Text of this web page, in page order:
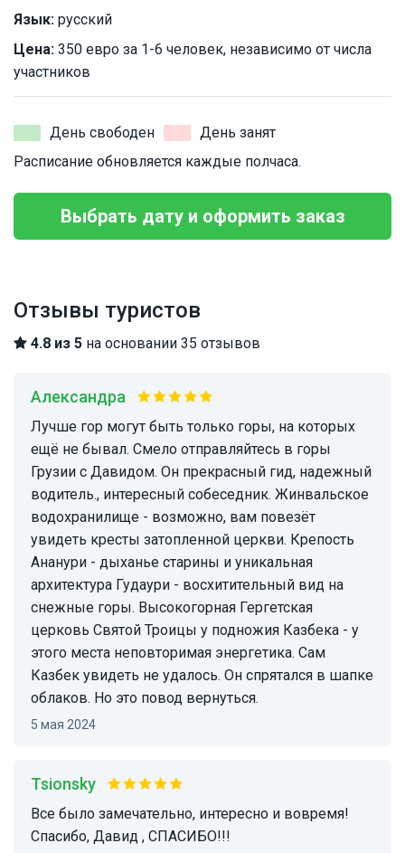
Язык: русский
Цена: 350 евро за 1-6 человек, независимо от числа
участников
День свободен
День занят
Расписание обновляется каждые полчаса.
Выбрать дату и оформить заказ
Отзывы туристов
4.8 из 5 на основании 35 отзывов
Александра
Лучше гор могут быть только горы, на которых
ещё не бывал. Смело отправляйтесь в горы
Грузии с Давидом. Он прекрасный гид, надежный
водитель., интересный собеседник. Жинвальское
водохранилище - возможно, вам повезёт
увидеть кресты затопленной церкви. Крепость
Ананури - дыханье старины и уникальная
архитектура Гудаури - восхитительный вид на
снежные горы. Высокогорная Гергетская
церковь Святой Троицы у подножия Казбека - у
этого места неповторимая энергетика. Сам
Казбек увидеть не удалось. Он спрятался в шапке
облаков. Но это повод вернуться.
5 мая 2024
Tsionsky
Все было замечательно, интересно и вовремя!
Спасибо, Давид , СПАСИБО!!!